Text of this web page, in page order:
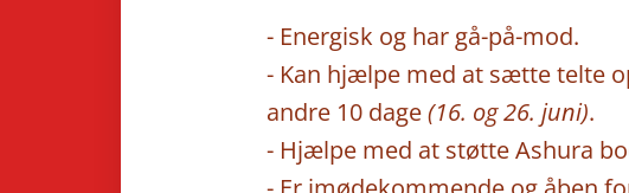
- Energisk og har gå-på-mod.
- Kan hjælpe med at sætte telte
andre 10 dage(16. og 26. juni).
- Hjælpe med at støtte Ashura